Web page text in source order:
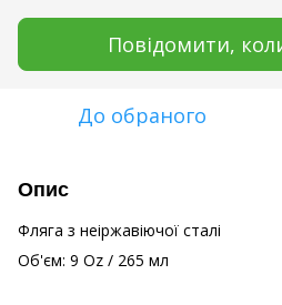
Повідомити,
До обраного
Опис
Фляга з неіржавіючої сталі
Об'єм: 9 Oz / 265 мл